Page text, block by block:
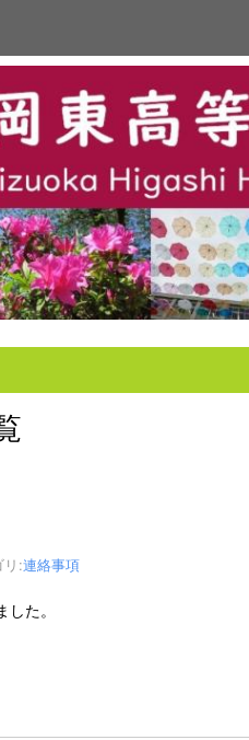
リ:連絡事項
た。